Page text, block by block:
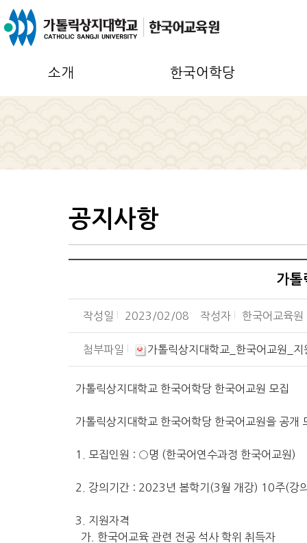
소개 한국어학당
공지사항
가톨
작성일 2023/02/08 작성자 한국어교육원
첨부파일 가톨릭상지대학교_한국어교원_
가톨릭상지대학교 한국어학당 한국어교원 모집
가톨릭상지대학교 한국어학당 한국어교원을 공개
1. 모집인원 : ○명 (한국어연수과정 한국어교원)
2. 강의기간 : 2023년 봄학기(3월 개강) 10주(강
3. 지원자격
가. 한국어교육 관련 전공 석사 학위 취득자